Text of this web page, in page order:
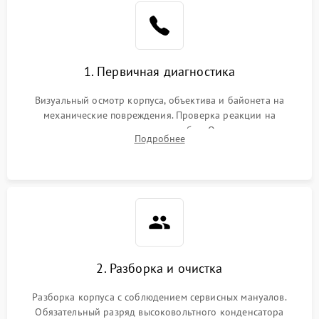
1. Первичная диагностика
Визуальный осмотр корпуса, объектива и байонета на
механические повреждения. Проверка реакции на
включение, считывание кодов ошибок. Оценка состояния
матрицы и затвора, проверка работы автофокуса и вспышки.
Подробнее
2. Разборка и очистка
Разборка корпуса с соблюдением сервисных мануалов.
Обязательный разряд высоковольтного конденсатора